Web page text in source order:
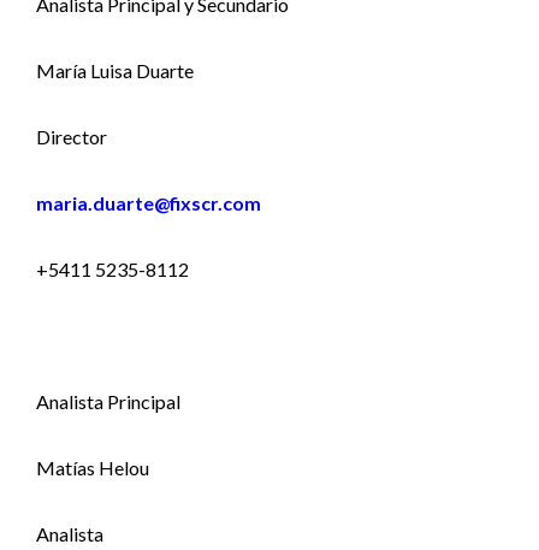
María Luisa Duarte
Director
maria.duarte@fixscr.com
+5411 5235-8112
Analista Principal
Matías Helou
Analista